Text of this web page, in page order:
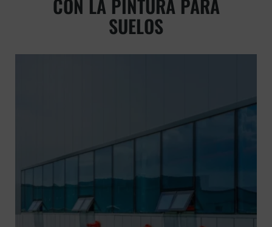
CON LA PINTURA PARA
SUELOS